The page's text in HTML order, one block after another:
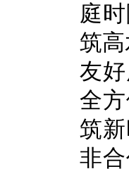
庭
筑
友
全
筑
非